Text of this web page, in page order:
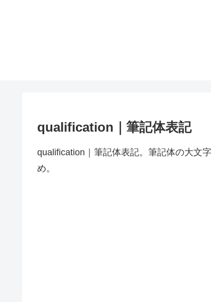
qualification｜筆記体表記
qualification｜筆記体表記。筆記体の大文
め。